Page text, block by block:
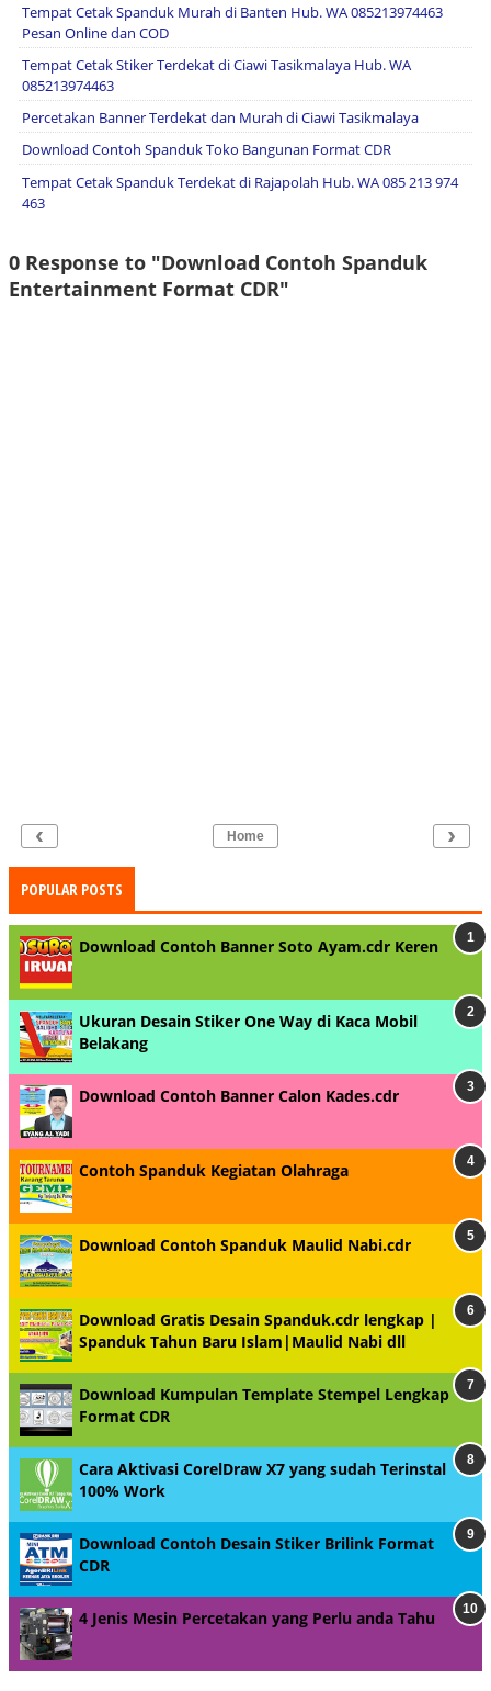
Tempat Cetak Spanduk Murah di Banten Hub. WA 085213974463
Pesan Online dan COD
Tempat Cetak Stiker Terdekat di Ciawi Tasikmalaya Hub. WA
085213974463
Percetakan Banner Terdekat dan Murah di Ciawi Tasikmalaya
Download Contoh Spanduk Toko Bangunan Format CDR
Tempat Cetak Spanduk Terdekat di Rajapolah Hub. WA 085 213 974
463
0 Response to "Download Contoh Spanduk
Entertainment Format CDR"
‹ ›
Home
POPULAR POSTS
Download Contoh Banner Soto Ayam.cdr Keren
Ukuran Desain Stiker One Way di Kaca Mobil
Belakang
Download Contoh Banner Calon Kades.cdr
Contoh Spanduk Kegiatan Olahraga
Download Contoh Spanduk Maulid Nabi.cdr
Download Gratis Desain Spanduk.cdr lengkap |
Spanduk Tahun Baru Islam|Maulid Nabi dll
Download Kumpulan Template Stempel Lengkap
Format CDR
Cara Aktivasi CorelDraw X7 yang sudah Terinstal
100% Work
Download Contoh Desain Stiker Brilink Format
CDR
4 Jenis Mesin Percetakan yang Perlu anda Tahu